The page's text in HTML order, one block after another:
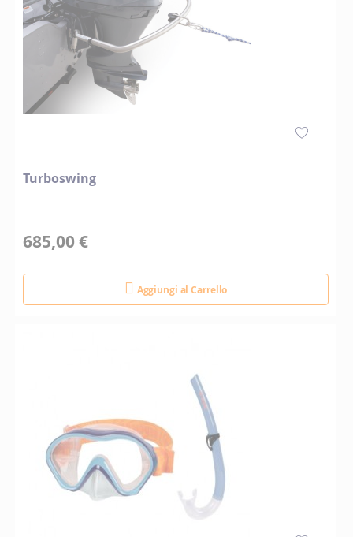
Turboswing
685,00 €
Aggiungi al Carrello